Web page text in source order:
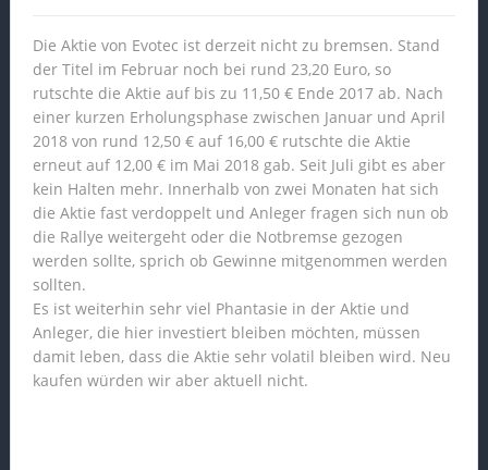
Die Aktie von Evotec ist derzeit nicht zu bremsen. Stand
der Titel im Februar noch bei rund 23,20 Euro, so
rutschte die Aktie auf bis zu 11,50 € Ende 2017 ab. Nach
einer kurzen Erholungsphase zwischen Januar und April
2018 von rund 12,50 € auf 16,00 € rutschte die Aktie
erneut auf 12,00 € im Mai 2018 gab. Seit Juli gibt es aber
kein Halten mehr. Innerhalb von zwei Monaten hat sich
die Aktie fast verdoppelt und Anleger fragen sich nun ob
die Rallye weitergeht oder die Notbremse gezogen
werden sollte, sprich ob Gewinne mitgenommen werden
sollten.
Es ist weiterhin sehr viel Phantasie in der Aktie und
Anleger, die hier investiert bleiben möchten, müssen
damit leben, dass die Aktie sehr volatil bleiben wird. Neu
kaufen würden wir aber aktuell nicht.